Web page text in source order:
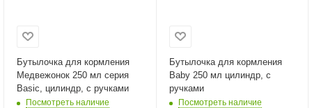
Бутылочка для кормления
Медвежонок 250 мл серия
Basic, цилиндр, с ручками
Посмотреть наличие
Бутылочка для кормления
Baby 250 мл цилиндр, с
ручками
Посмотреть наличие